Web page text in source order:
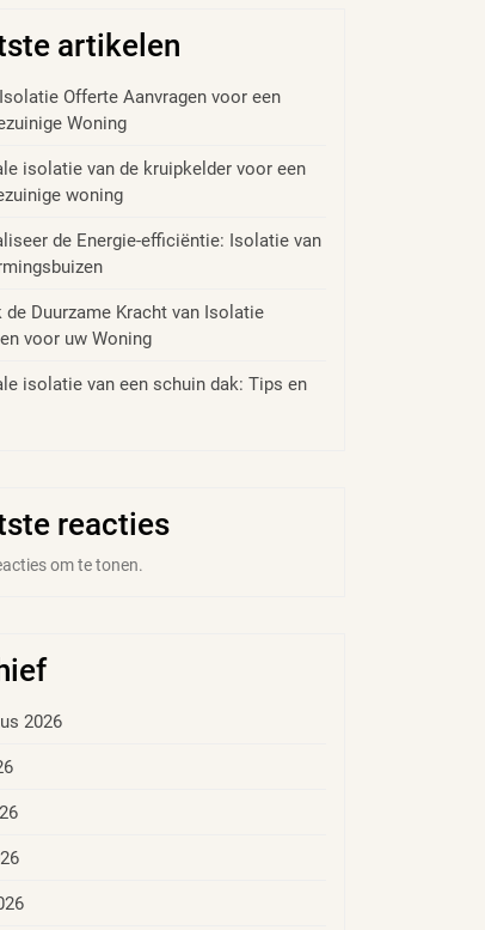
artikelen
Offerte Aanvragen voor een
Woning
isolatie van de kruipkelder voor een
woning
de Energie-efficiëntie: Isolatie van
de Duurzame Kracht van Isolatie
voor uw Woning
isolatie van een schuin dak: Tips en
reacties
om te tonen.
2026